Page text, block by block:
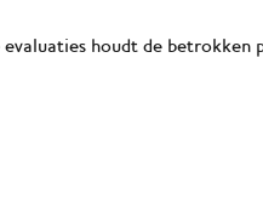
houdt de betrokken